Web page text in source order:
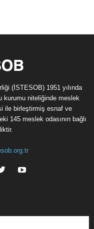
(İSTESOB) 1951 yılında
kurumu niteliğinde meslek
ile birleştirmiş esnaf ve
145 meslek odasının bağlı